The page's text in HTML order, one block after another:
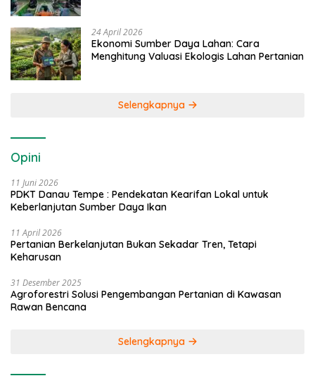
24 April 2026
Ekonomi Sumber Daya Lahan: Cara
Menghitung Valuasi Ekologis Lahan Pertanian
Selengkapnya
Opini
11 Juni 2026
PDKT Danau Tempe : Pendekatan Kearifan Lokal untuk
Keberlanjutan Sumber Daya Ikan
11 April 2026
Pertanian Berkelanjutan Bukan Sekadar Tren, Tetapi
Keharusan
31 Desember 2025
Agroforestri Solusi Pengembangan Pertanian di Kawasan
Rawan Bencana
Selengkapnya